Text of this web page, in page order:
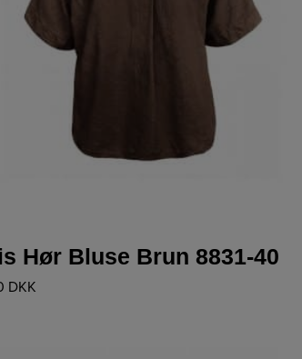
Hør Bluse Brun 8831-40
DKK